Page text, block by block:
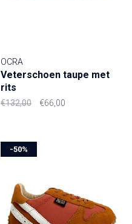
OCRA
Veterschoen taupe met
rits
€132,00 €66,00
-50%